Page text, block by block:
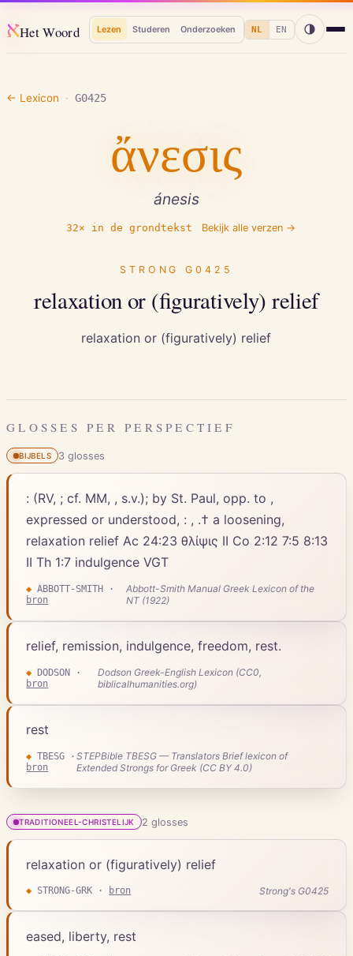
אHet Woord Lezen Studeren Onderzoeken NL EN
← Lexicon · G0425
ἄνεσις
ánesis
32× in de grondtekst Bekijk alle verzen →
STRONGG0425
relaxation or (figuratively) relief
relaxation or (figuratively) relief
GLOSSES PER PERSPECTIEF
BIJBELS 3glosses
: (RV, ; cf. MM, , s.v.); by St. Paul, opp. to ,
expressed or understood, : , .† a loosening,
relaxation relief Ac 24:23 θλίψις II Co 2:12 7:5 8:13
II Th 1:7 indulgence VGT
◆ ABBOTT-SMITH ·
bron
Abbott-Smith Manual Greek Lexicon of the
NT (1922)
relief, remission, indulgence, freedom, rest.
◆ DODSON ·
bron
Dodson Greek-English Lexicon (CC0,
biblicalhumanities.org)
rest
◆ TBESG ·
bron
STEPBible TBESG — Translators Brief lexicon of
Extended Strongs for Greek (CC BY 4.0)
TRADITIONEEL-CHRISTELIJK 2 glosses
relaxation or (figuratively) relief
◆ STRONG-GRK · bron Strong's G0425
eased, liberty, rest